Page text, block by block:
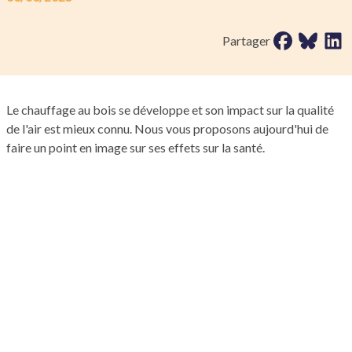
Partager Partager sur
Partager
Le chauffage au bois se développe et son impact sur la qualité
de l'air est mieux connu. Nous vous proposons aujourd'hui de
faire un point en image sur ses effets sur la santé.